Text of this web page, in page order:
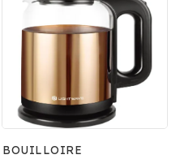
BOUILLOIRE